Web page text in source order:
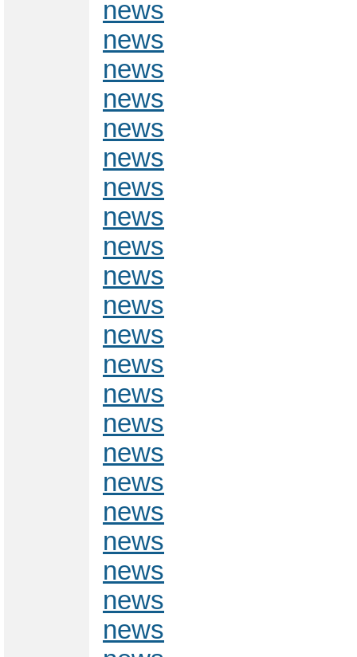
news
news
news
news
news
news
news
news
news
news
news
news
news
news
news
news
news
news
news
news
news
news